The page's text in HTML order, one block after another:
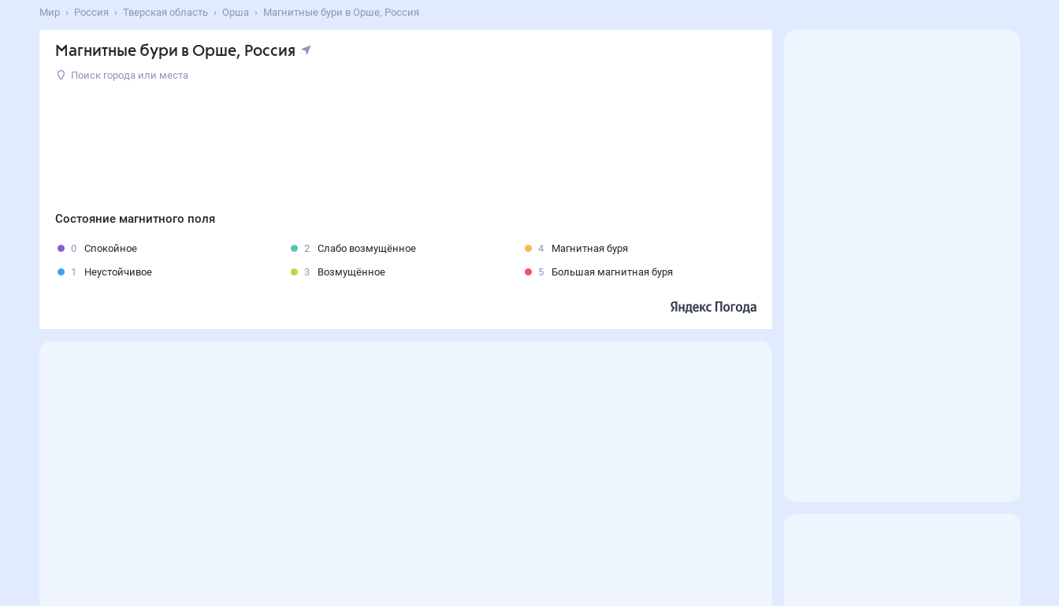
Мир Россия Тверская область Орша Магнитные бури в Орше, Россия
Магнитные бури в Орше, Россия
Поиск города или места
Состояние магнитного поля
0
Спокойное
1
Неустойчивое
2
Слабо возмущённое
3
Возмущённое
4
Магнитная буря
5
Большая магнитная буря